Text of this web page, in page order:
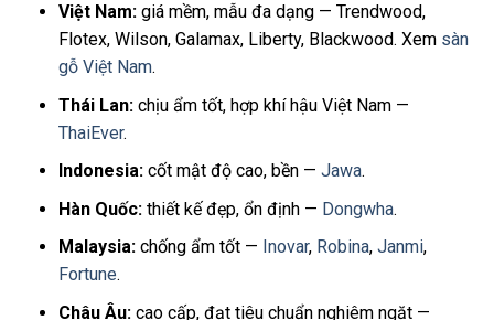
Việt Nam: giá mềm, mẫu đa dạng — Trendwood,
Flotex, Wilson, Galamax, Liberty, Blackwood. Xem sàn
gỗ Việt Nam.
Thái Lan: chịu ẩm tốt, hợp khí hậu Việt Nam —
ThaiEver.
Indonesia: cốt mật độ cao, bền — Jawa.
Hàn Quốc: thiết kế đẹp, ổn định — Dongwha.
Malaysia: chống ẩm tốt — Inovar, Robina, Janmi,
Fortune.
Châu Âu: cao cấp, đạt tiêu chuẩn nghiêm ngặt —